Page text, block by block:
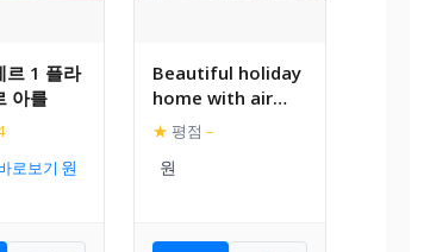
르 1 플라
아를
로보기
Beautiful holiday
home with air
conditioning in
the Camargue
★ 평점 –